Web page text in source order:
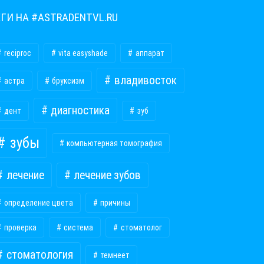
НА #ASTRADENTVL.RU
reciproc vita easyshade аппарат
астра бруксизм владивосток
дент диагностика зуб
зубы компьютерная томография
лечение лечение зубов
определение цвета причины
проверка система стоматолог
стоматология темнеет